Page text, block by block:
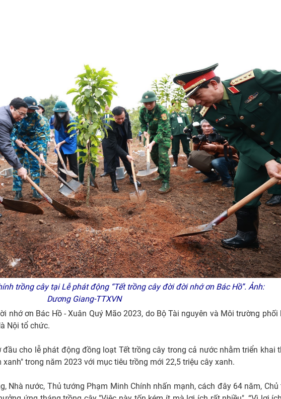
trồng cây tại Lễ phát động “Tết trồng cây đời đời nhớ ơn Bác Hồ”. Ảnh:
Dương Giang-TTXVN
nhớ ơn Bác Hồ - Xuân Quý Mão 2023, do Bộ Tài nguyên và Môi trường phối
Nội tổ chức.
cho lễ phát động đồng loạt Tết trồng cây trong cả nước nhằm triển khai
trong năm 2023 với mục tiêu trồng mới 22,5 triệu cây xanh.
Nhà nước, Thủ tướng Phạm Minh Chính nhấn mạnh, cách đây 64 năm, Chủ